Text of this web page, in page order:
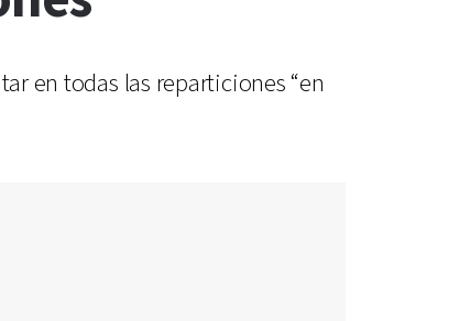
en todas las reparticiones “en